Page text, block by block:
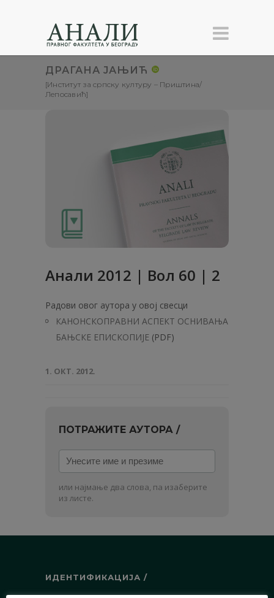
ДРАГАНА ЈАЊИЋ
[Институт за српску културу – Приштина/
Лепосавић]
Анали 2012 | Вол 60 | 2
Радови овог аутора у овој свесци
КАНОНСКОПРАВНИ АСПЕКТ ОСНИВАЊА
БАЊСКЕ ЕПИСКОПИЈЕ (PDF)
1. ОКТ. 2012.
ПОТРАЖИТЕ АУТОРА /
Унесите
име
и
презиме
или најмање два слова, па изаберите
из листе.
ИДЕНТИФИКАЦИЈА /